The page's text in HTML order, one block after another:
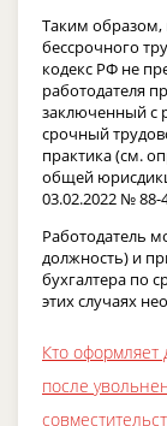
Таким образом,
бессрочного
кодекс РФ не
работодателя
заключенный с
срочный
практика (см.
общей
03.02.2022 № 88-
Работодатель
должность) и
бухгалтера по
этих случаях
Кто оформляет
после